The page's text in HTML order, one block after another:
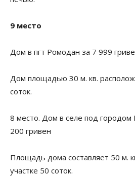
9 место
Дом в пгт Ромодан за 7 999
Дом площадью 30 м. кв.
соток.
8 место. Дом в селе под городом
200 гривен
Площадь дома составляет 50 м.
участке 50 соток.